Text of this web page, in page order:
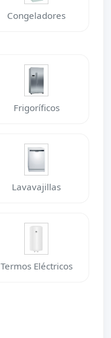
Congeladores
Frigoríficos
Lavavajillas
Termos Eléctricos